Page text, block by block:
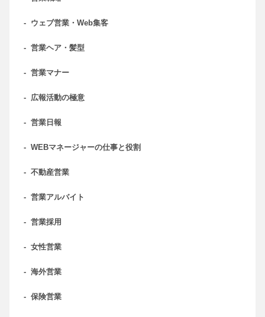
- ウェブ営業・Web集客
- 営業ヘア・髪型
- 営業マナー
- 広報活動の極意
- 営業日報
- WEBマネージャーの仕事と役割
- 不動産営業
- 営業アルバイト
- 営業採用
- 女性営業
- 海外営業
- 保険営業